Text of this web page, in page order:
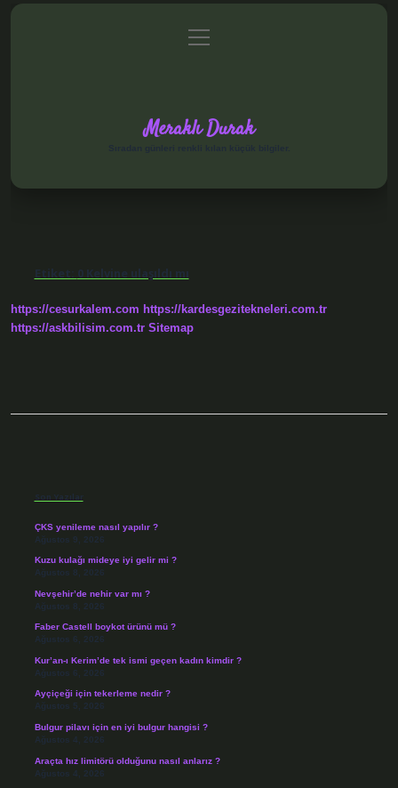
Gizlilik Politikası
menüyü
aç
Meraklı Durak
Etiket: 0 Kelvine ulaşıldı mı
https://cesurkalem.com https://kardesgezitekneleri.com.tr
https://askbilisim.com.tr Sitemap
Son Yazılar
ÇKS yenileme nasıl yapılır ?
Ağustos 9, 2026
Kuzu kulağı mideye iyi gelir mi ?
Ağustos 8, 2026
Nevşehir’de nehir var mı ?
Ağustos 8, 2026
Faber Castell boykot ürünü mü ?
Ağustos 6, 2026
Kur’an-ı Kerim’de tek ismi geçen kadın kimdir ?
Ağustos 6, 2026
Ayçiçeği için tekerleme nedir ?
Ağustos 5, 2026
Bulgur pilavı için en iyi bulgur hangisi ?
Ağustos 4, 2026
Araçta hız limitörü olduğunu nasıl anlarız ?
Ağustos 4, 2026